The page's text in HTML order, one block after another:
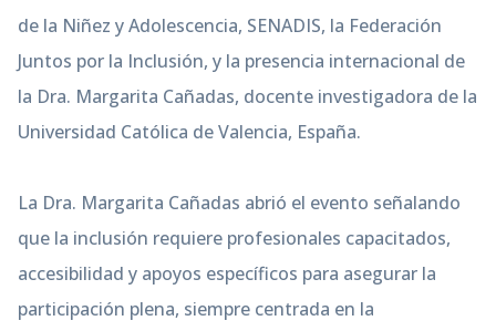
de la Niñez y Adolescencia, SENADIS, la Federación
Juntos por la Inclusión, y la presencia internacional de
la Dra. Margarita Cañadas, docente investigadora de la
Universidad Católica de Valencia, España.
La Dra. Margarita Cañadas abrió el evento señalando
que la inclusión requiere profesionales capacitados,
accesibilidad y apoyos específicos para asegurar la
participación plena, siempre centrada en la